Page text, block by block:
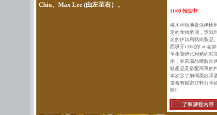
Chiu、Max Lee (由左至右）。
11/03 招生中!
橡木林牧地提供伊比
定的食物來源，造就
名的伊比利豬肉製品
西班牙15年的Leti老
享相關伊比利豬的知
用，並當場品嚐數款
豬產品及搭配簡單的
本次除了加碼兩款啤
還會有秘密好料分享
喔!!